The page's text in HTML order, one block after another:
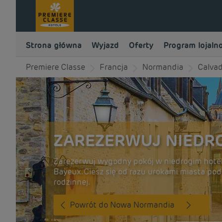
Strona główna Wyjazd Oferty Program
Premiere Classe Francja Normandia
ZAREZERWUJ
Zarezerwuj wygodny pokój w niedrogim
Bayeux. Ciesz się od razu urokami miasta
rodzinnej.
Powrót do Nowa Normandia